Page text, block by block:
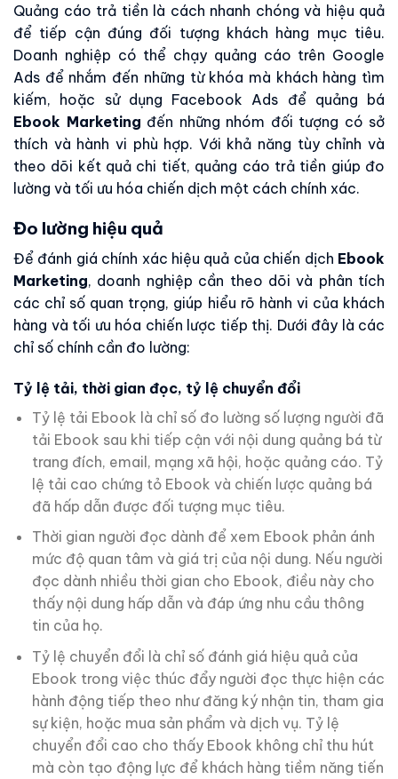
Quảng cáo trả tiền là cách nhanh chóng và hiệu quả
để tiếp cận đúng đối tượng khách hàng mục tiêu.
Doanh nghiệp có thể chạy quảng cáo trên Google
Ads để nhắm đến những từ khóa mà khách hàng tìm
kiếm, hoặc sử dụng Facebook Ads để quảng bá
Ebook Marketing đến những nhóm đối tượng có sở
thích và hành vi phù hợp. Với khả năng tùy chỉnh và
theo dõi kết quả chi tiết, quảng cáo trả tiền giúp đo
lường và tối ưu hóa chiến dịch một cách chính xác.
Đo lường hiệu quả
Để đánh giá chính xác hiệu quả của chiến dịch Ebook
Marketing, doanh nghiệp cần theo dõi và phân tích
các chỉ số quan trọng, giúp hiểu rõ hành vi của khách
hàng và tối ưu hóa chiến lược tiếp thị. Dưới đây là các
chỉ số chính cần đo lường:
Tỷ lệ tải, thời gian đọc, tỷ lệ chuyển đổi
Tỷ lệ tải Ebook là chỉ số đo lường số lượng người đã
tải Ebook sau khi tiếp cận với nội dung quảng bá từ
trang đích, email, mạng xã hội, hoặc quảng cáo. Tỷ
lệ tải cao chứng tỏ Ebook và chiến lược quảng bá
đã hấp dẫn được đối tượng mục tiêu.
Thời gian người đọc dành để xem Ebook phản ánh
mức độ quan tâm và giá trị của nội dung. Nếu người
đọc dành nhiều thời gian cho Ebook, điều này cho
thấy nội dung hấp dẫn và đáp ứng nhu cầu thông
tin của họ.
Tỷ lệ chuyển đổi là chỉ số đánh giá hiệu quả của
Ebook trong việc thúc đẩy người đọc thực hiện các
hành động tiếp theo như đăng ký nhận tin, tham gia
sự kiện, hoặc mua sản phẩm và dịch vụ. Tỷ lệ
chuyển đổi cao cho thấy Ebook không chỉ thu hút
mà còn tạo động lực để khách hàng tiềm năng tiến